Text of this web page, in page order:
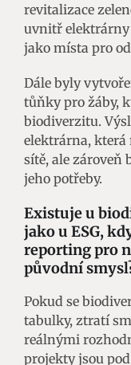
revitalizace
uvnitř elektrárny
jako místa pro
Dále byly
tůňky pro žáby,
biodiverzitu.
elektrárna, která
sítě, ale zároveň
jeho potřeby.
Existuje u
jako u ESG,
reporting pro
původní smysl
Pokud se
tabulky, ztratí
reálnými
projekty jsou